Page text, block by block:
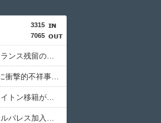
3315
7065
フランス人「欲張りすぎだ」中村敬斗、ランス残留の可能性を会長が示唆！移籍金が交渉の壁に..現地サポの本音がこれ！【海外の反応】
外国人「2002年W杯は?」韓国サッカーに衝撃的不祥事！W杯予選でレフリーへの性的接待発覚！海外騒然！【海外の反応】
英国人「獲得してくれ」上田綺世、ブライトン移籍が浮上！三笘薫との日本代表ホットライン実現!?現地サポ大興奮！「勘弁してくれ」と危惧される懸念点とは!?【海外の反応】
英国人「ようこそ」冨安健洋、クリスタルパレス加入が決定的に！メディカル検査をパス！現地サポが歓迎！アーセナルファンも祝福！【海外の反応】